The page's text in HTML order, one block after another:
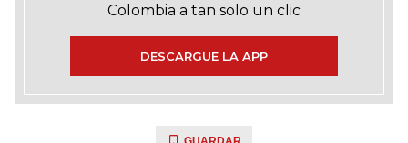
Colombia a tan solo un clic
DESCARGUE LA APP